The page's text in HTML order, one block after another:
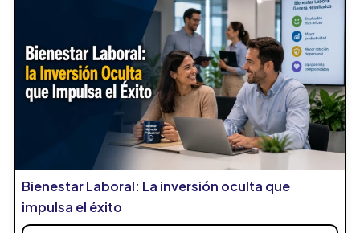
Bienestar Laboral: La inversión oculta que
impulsa el éxito